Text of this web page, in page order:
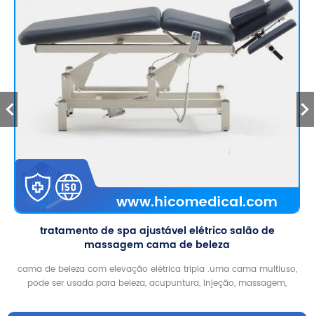
tratamento de spa ajustável elétrico salão de
massagem cama de beleza
cama de beleza com elevação elétrica tripla .uma cama multiuso,
pode ser usada para beleza, acupuntura, injeção, massagem,